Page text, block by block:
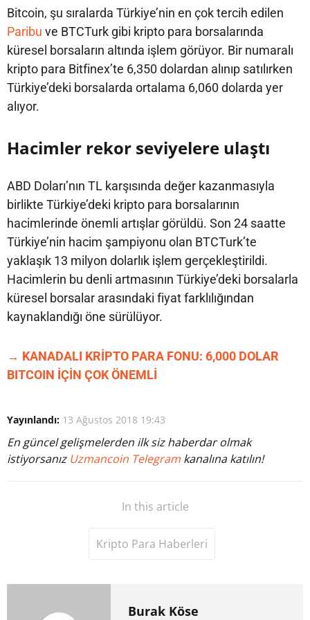
Bitcoin, şu sıralarda Türkiye’nin en çok tercih edilen
Paribu ve BTCTurk gibi kripto para borsalarında
küresel borsaların altında işlem görüyor. Bir numaralı
kripto para Bitfinex’te 6,350 dolardan alınıp satılırken
Türkiye’deki borsalarda ortalama 6,060 dolarda yer
alıyor.
Hacimler rekor seviyelere ulaştı
ABD Doları’nın TL karşısında değer kazanmasıyla
birlikte Türkiye’deki kripto para borsalarının
hacimlerinde önemli artışlar görüldü. Son 24 saatte
Türkiye’nin hacim şampiyonu olan BTCTurk’te
yaklaşık 13 milyon dolarlık işlem gerçekleştirildi.
Hacimlerin bu denli artmasının Türkiye’deki borsalarla
küresel borsalar arasındaki fiyat farklılığından
kaynaklandığı öne sürülüyor.
→ KANADALI KRİPTO PARA FONU: 6,000 DOLAR
BITCOIN İÇİN ÇOK ÖNEMLİ
Yayınlandı: 13 Ağustos 2018 19:43
En güncel gelişmelerden ilk siz haberdar olmak
istiyorsanız Uzmancoin Telegram kanalına katılın!
In this article
Kripto Para Haberleri
Burak Köse